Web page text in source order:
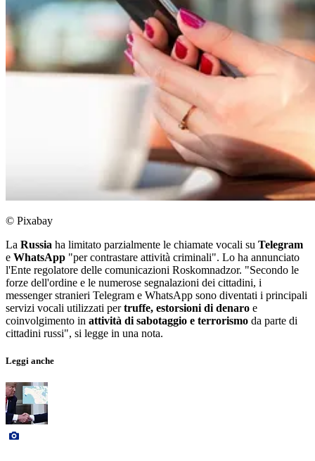
© Pixabay
La Russia ha limitato parzialmente le chiamate vocali su Telegram
e WhatsApp "per contrastare attività criminali". Lo ha annunciato
l'Ente regolatore delle comunicazioni Roskomnadzor. "Secondo le
forze dell'ordine e le numerose segnalazioni dei cittadini, i
messenger stranieri Telegram e WhatsApp sono diventati i principali
servizi vocali utilizzati pertruffe, estorsioni di denaro e
coinvolgimento in attività di sabotaggio e terrorismo da parte di
cittadini russi", si legge in una nota.
Leggi anche